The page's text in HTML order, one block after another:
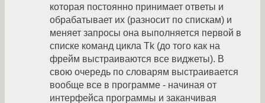
которая постоянно принимает ответы и
обрабатывает их (разносит по спискам) и
меняет запросы она выполняется первой в
списке команд цикла Tk (до того как на
фрейм выстраиваются все виджеты). В
свою очередь по словарям выстраивается
вообще все в программе - начиная от
интерфейса программы и заканчивая